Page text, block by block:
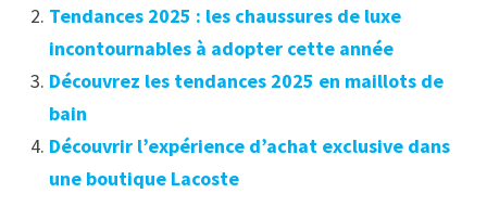
Tendances 2025 : les chaussures de luxe
incontournables à adopter cette année
Découvrez les tendances 2025 en maillots de
bain
Découvrir l’expérience d’achat exclusive dans
une boutique Lacoste